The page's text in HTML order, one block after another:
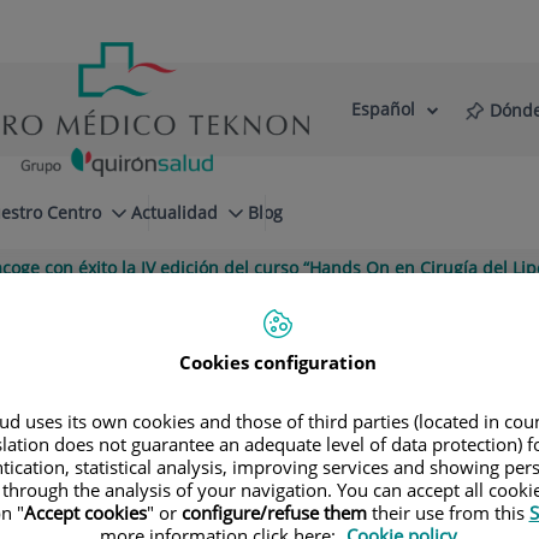
Selector
Idioma
Español
Centro Actualidad Blog
con éxito la IV edición del curso “Hands On en Cirugía del
éxito la IV edición del curso
Cookies configuration
uses its own cookies and those of third parties (located in
does not guarantee an adequate level of data protection)
statistical analysis, improving services and showing
the analysis of your navigation. You can accept all
"Accept cookies" or configure/refuse themtheir use from this